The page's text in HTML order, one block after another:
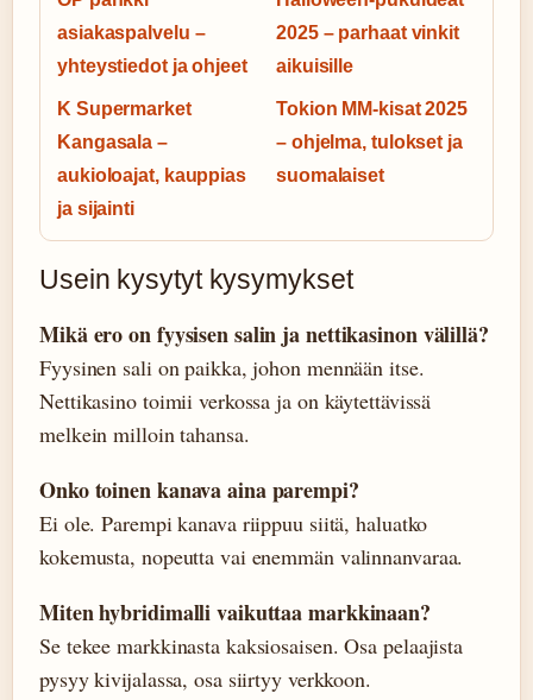
asiakaspalvelu –
yhteystiedot ja ohjeet
2025 – parhaat vinkit
aikuisille
K Supermarket
Kangasala –
aukioloajat, kauppias
ja sijainti
Tokion MM-kisat 2025
– ohjelma, tulokset ja
suomalaiset
Usein kysytyt kysymykset
Mikä ero on fyysisen salin ja nettikasinon välillä?
Fyysinen sali on paikka, johon mennään itse.
Nettikasino toimii verkossa ja on käytettävissä
melkein milloin tahansa.
Onko toinen kanava aina parempi?
Ei ole. Parempi kanava riippuu siitä, haluatko
kokemusta, nopeutta vai enemmän valinnanvaraa.
Miten hybridimalli vaikuttaa markkinaan?
Se tekee markkinasta kaksiosaisen. Osa pelaajista
pysyy kivijalassa, osa siirtyy verkkoon.